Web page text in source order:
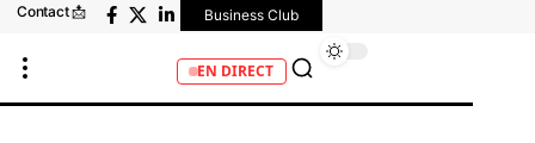
Contact 📩 Business Club
EN DIRECT